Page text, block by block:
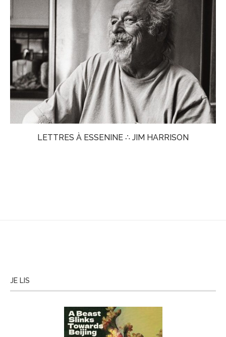
LETTRES À ESSENINE ∴ JIM HARRISON
JE LIS